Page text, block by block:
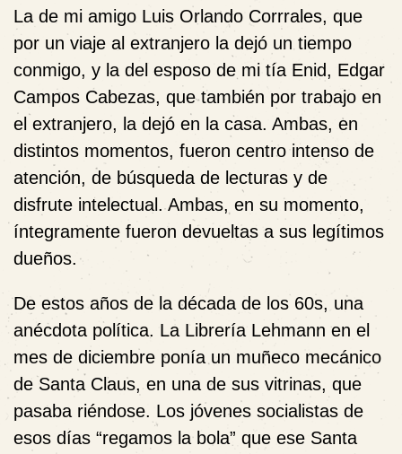
La de mi amigo Luis Orlando Corrrales, que
por un viaje al extranjero la dejó un tiempo
conmigo, y la del esposo de mi tía Enid, Edgar
Campos Cabezas, que también por trabajo en
el extranjero, la dejó en la casa. Ambas, en
distintos momentos, fueron centro intenso de
atención, de búsqueda de lecturas y de
disfrute intelectual. Ambas, en su momento,
íntegramente fueron devueltas a sus legítimos
dueños.
De estos años de la década de los 60s, una
anécdota política. La Librería Lehmann en el
mes de diciembre ponía un muñeco mecánico
de Santa Claus, en una de sus vitrinas, que
pasaba riéndose. Los jóvenes socialistas de
esos días “regamos la bola” que ese Santa